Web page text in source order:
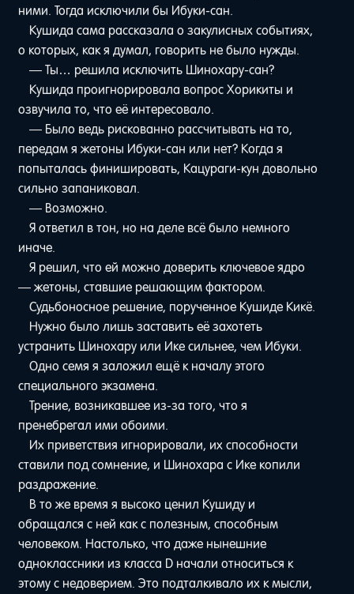
ними. Тогда исключили бы Ибуки-сан.
Кушида сама рассказала о закулисных событиях,
о которых, как я думал, говорить не было нужды.
— Ты… решила исключить Шинохару-сан?
Кушида проигнорировала вопрос Хорикиты и
озвучила то, что её интересовало.
— Было ведь рискованно рассчитывать на то,
передам я жетоны Ибуки-сан или нет? Когда я
попыталась финишировать, Кацураги-кун довольно
сильно запаниковал.
— Возможно.
Я ответил в тон, но на деле всё было немного
иначе.
Я решил, что ей можно доверить ключевое ядро
— жетоны, ставшие решающим фактором.
Судьбоносное решение, порученное Кушиде Кикё.
Нужно было лишь заставить её захотеть
устранить Шинохару или Ике сильнее, чем Ибуки.
Одно семя я заложил ещё к началу этого
специального экзамена.
Трение, возникавшее из-за того, что я
пренебрегал ими обоими.
Их приветствия игнорировали, их способности
ставили под сомнение, и Шинохара с Ике копили
раздражение.
В то же время я высоко ценил Кушиду и
обращался с ней как с полезным, способным
человеком. Настолько, что даже нынешние
одноклассники из класса D начали относиться к
этому с недоверием. Это подталкивало их к мысли,